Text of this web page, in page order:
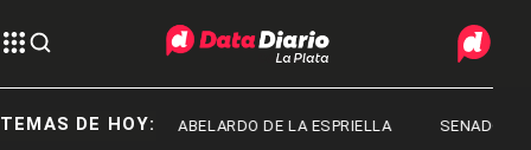
TEMAS DE HOY:
MACHADO ABELARDO DE LA ESPRIELLA SENADO